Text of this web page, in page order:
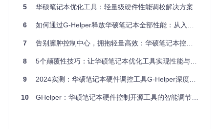
bo）的快速切换，底层调用PowerNative.cs中的系统API调整
从传统软件的2.3秒压缩至0.5秒。
场景实践：设计师王工在移动办公时，通过快捷键Ctrl+F1将
性能模式从Turbo切换至Silent，CPU功耗从80W降至30W，
风扇噪音从45dB降至28dB，同时保持Photoshop流畅运行。
5 华硕笔记本优化工具：轻量级硬件性能调校解决方案
6 如何通过G-Helper释放华硕笔记本全部性能：从入门到精通
7 告别臃肿控制中心，拥抱轻量高效：华硕笔记本控制工具G-Helper评测
8 5个颠覆性技巧：让华硕笔记本优化工具实现性能与续航的完美平衡
9 2024实测：华硕笔记本硬件调控工具G-Helper深度优化指南
10 GHelper：华硕笔记本硬件控制开源工具的智能调节方案